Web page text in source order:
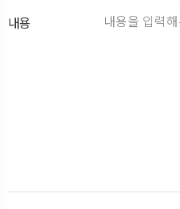
내용